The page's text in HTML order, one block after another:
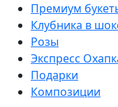
Премиум
Клубника в
Розы
Экспресс
Подарки
Композиции